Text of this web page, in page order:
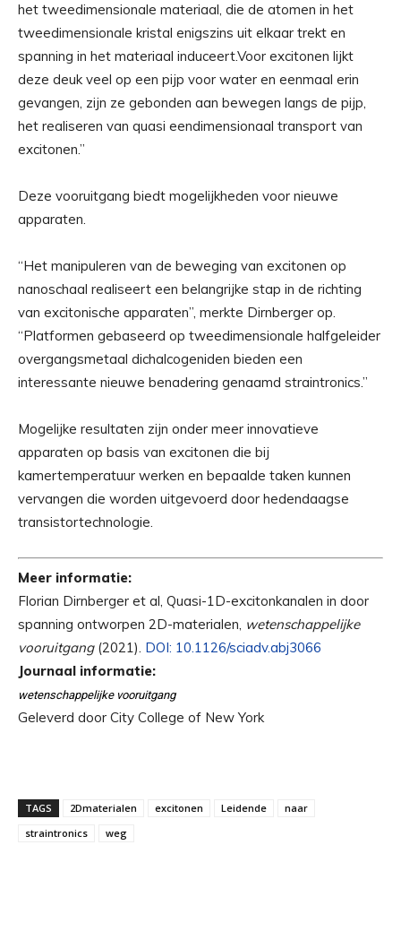
het tweedimensionale materiaal, die de atomen in het
tweedimensionale kristal enigszins uit elkaar trekt en
spanning in het materiaal induceert.Voor excitonen lijkt
deze deuk veel op een pijp voor water en eenmaal erin
gevangen, zijn ze gebonden aan bewegen langs de pijp,
het realiseren van quasi eendimensionaal transport van
excitonen.”
Deze vooruitgang biedt mogelijkheden voor nieuwe
apparaten.
“Het manipuleren van de beweging van excitonen op
nanoschaal realiseert een belangrijke stap in de richting
van excitonische apparaten”, merkte Dirnberger op.
“Platformen gebaseerd op tweedimensionale halfgeleider
overgangsmetaal dichalcogeniden bieden een
interessante nieuwe benadering genaamd straintronics.”
Mogelijke resultaten zijn onder meer innovatieve
apparaten op basis van excitonen die bij
kamertemperatuur werken en bepaalde taken kunnen
vervangen die worden uitgevoerd door hedendaagse
transistortechnologie.
Meer informatie:
Florian Dirnberger et al, Quasi-1D-excitonkanalen in door
spanning ontworpen 2D-materialen, wetenschappelijke
vooruitgang(2021). DOI: 10.1126/sciadv.abj3066
Journaal informatie:
wetenschappelijke vooruitgang
Geleverd door City College of New York
TAGS 2Dmaterialen excitonen Leidende
naar
straintronics
weg